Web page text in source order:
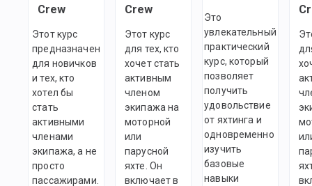
Crew
Этот курс
предназначен
для новичков
и тех, кто
хотел бы
стать
активными
членами
экипажа, а не
просто
пассажирами.
Crew
Этот курс
для тех, кто
хочет стать
активным
членом
экипажа на
моторной
или
парусной
яхте. Он
включает в
Это
увлекательный
практический
курс, который
позволяет
получить
удовольствие
от яхтинга и
одновременно
изучить
базовые
навыки